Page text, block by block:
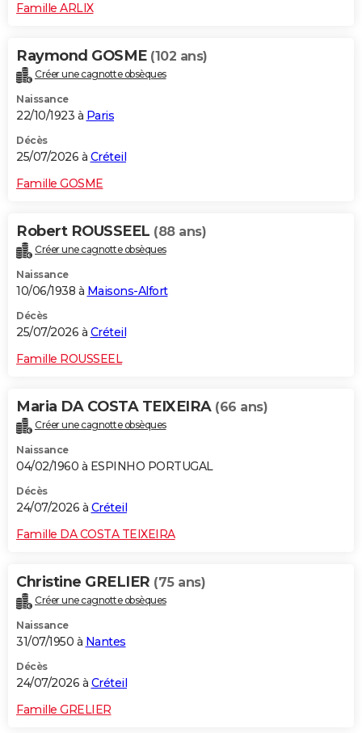
Famille ARLIX
Raymond GOSME (102 ans)
Créer une cagnotte obsèques
Naissance
22/10/1923 à Paris
Décès
25/07/2026 à Créteil
Famille GOSME
Robert ROUSSEEL (88 ans)
Créer une cagnotte obsèques
Naissance
10/06/1938 à Maisons-Alfort
Décès
25/07/2026 à Créteil
Famille ROUSSEEL
Maria DA COSTA TEIXEIRA (66 ans)
Créer une cagnotte obsèques
Naissance
04/02/1960 à ESPINHO PORTUGAL
Décès
24/07/2026 à Créteil
Famille DA COSTA TEIXEIRA
Christine GRELIER (75 ans)
Créer une cagnotte obsèques
Naissance
31/07/1950 à Nantes
Décès
24/07/2026 à Créteil
Famille GRELIER